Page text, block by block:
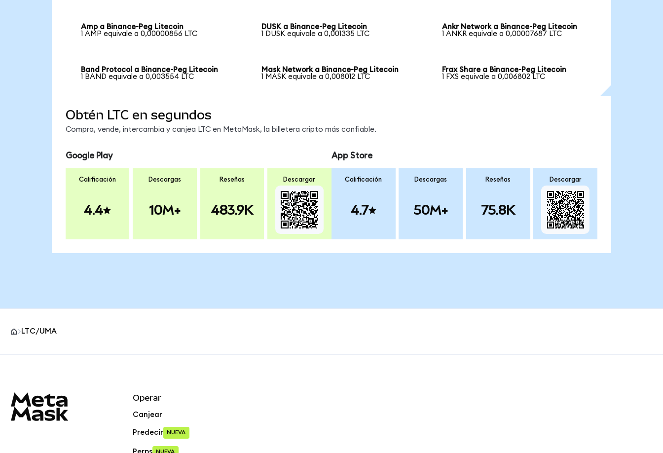
Amp a Binance-Peg Litecoin
1 AMP equivale a 0,00000856 LTC
DUSK a Binance-Peg Litecoin
1 DUSK equivale a 0,001335 LTC
Ankr Network a Binance-Peg Litecoin
1 ANKR equivale a 0,00007687 LTC
Band Protocol a Binance-Peg Litecoin
1 BAND equivale a 0,003554 LTC
Mask Network a Binance-Peg Litecoin
1 MASK equivale a 0,008012 LTC
Frax Share a Binance-Peg Litecoin
1 FXS equivale a 0,006802 LTC
Obtén LTC en segundos
Compra, vende, intercambia y canjea LTC en MetaMask, la billetera cripto más confiable.
Google Play
Calificación
4.4
Descargas
10M+
Reseñas
483.9K
Descargar
App Store
Calificación
4.7
Descargas
50M+
Reseñas
75.8K
Descargar
LTC/UMA
Operar
Canjear
Predecir NUEVA
NUEVA